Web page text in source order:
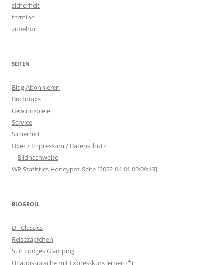
sicherheit
termine
zubehör
SEITEN
Blog Abonnieren
Buchtipps
Gewinnspiele
Service
Sicherheit
Über / Impressum / Datenschutz
Bildnachweise
WP Statistics Honeypot-Seite [2022-04-01 09:09:13]
BLOGROLL
DT Classics
Reisezäpfchen
Sun Lodges Glamping
Urlaubssprache mit Expresskurs lernen (*)